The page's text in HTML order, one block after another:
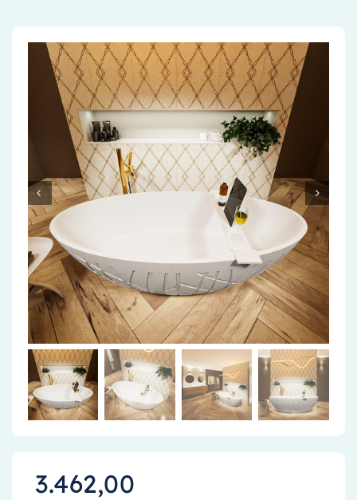
Baden
Radiatoren
Accessoires
Installatiemateriaal
Klimaatbeheersing
PVC
Tegels
3.462,00